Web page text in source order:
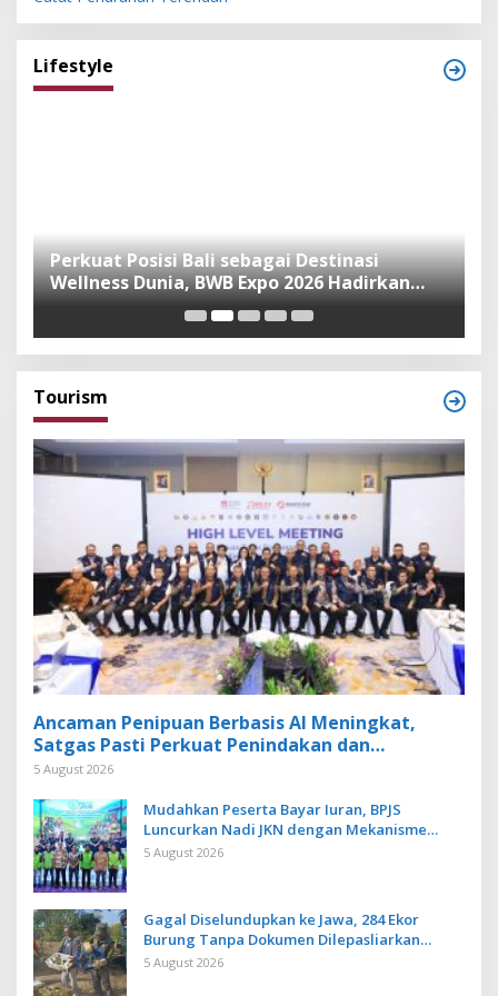
Lifestyle
Perkuat Posisi Bali sebagai Destinasi
Wellness Dunia, BWB Expo 2026 Hadirkan
Exhibitor Nasional dan Global
Tourism
Ancaman Penipuan Berbasis AI Meningkat,
Satgas Pasti Perkuat Penindakan dan
Pengembangan Aplikasi Anti Penipuan
5 August 2026
Mudahkan Peserta Bayar Iuran, BPJS
Luncurkan Nadi JKN dengan Mekanisme
Menabung
5 August 2026
Gagal Diselundupkan ke Jawa, 284 Ekor
Burung Tanpa Dokumen Dilepasliarkan
Cegah Ancaman Penyakit
5 August 2026